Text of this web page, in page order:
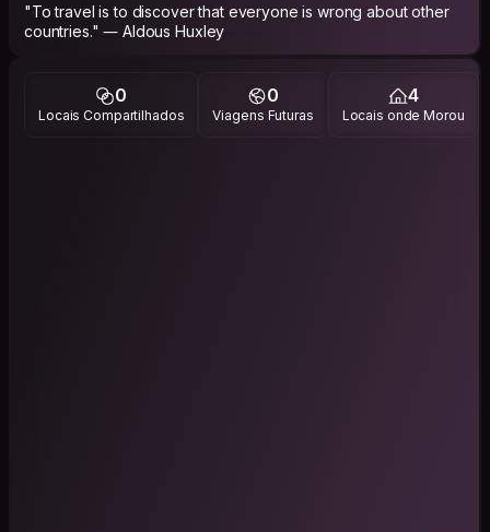
"To travel is to discover that everyone is wrong about other
countries." ― Aldous Huxley
0
Locais Compartilhados
0
Viagens Futuras
4
Locais onde Morou